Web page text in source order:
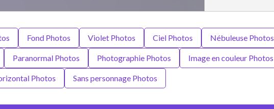
Fond Photos Violet Photos Ciel Photos Nébuleuse Photos
Paranormal Photos Photographie Photos Image en couleur Photos
Photos Sans personnage Photos